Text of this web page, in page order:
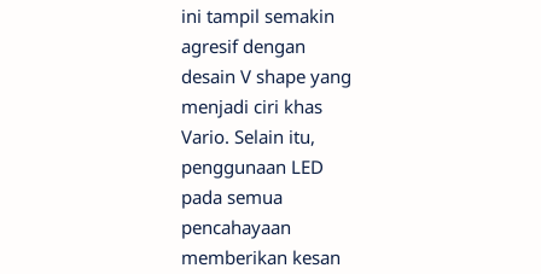
ini tampil semakin
agresif dengan
desain V shape yang
menjadi ciri khas
Vario. Selain itu,
penggunaan LED
pada semua
pencahayaan
memberikan kesan